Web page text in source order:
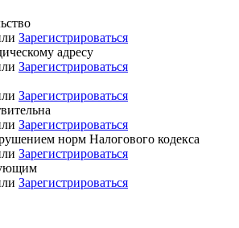
Зарегистрироваться
адресу
Зарегистрироваться
Зарегистрироваться
Зарегистрироваться
норм Налогового кодекса
Зарегистрироваться
Зарегистрироваться